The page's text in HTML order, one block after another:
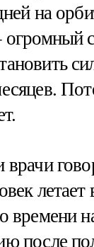
на
огромный
летает
времени
после